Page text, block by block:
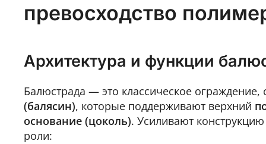
превосходство
Архитектура и функции
Балюстрада — это классическое
(балясин), которые поддерживают верхний
основание (цоколь). Усиливают
роли: